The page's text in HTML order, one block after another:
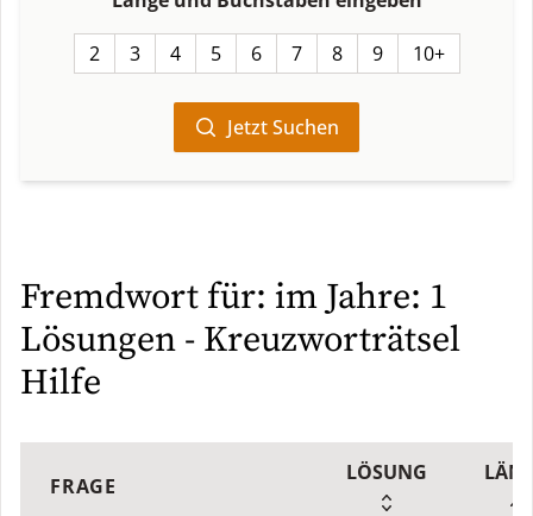
2 3 4 5 6 7 8 9 10+
Jetzt Suchen
Fremdwort für: im Jahre: 1
Lösungen - Kreuzworträtsel
Hilfe
FRAGE
LÖSUNG